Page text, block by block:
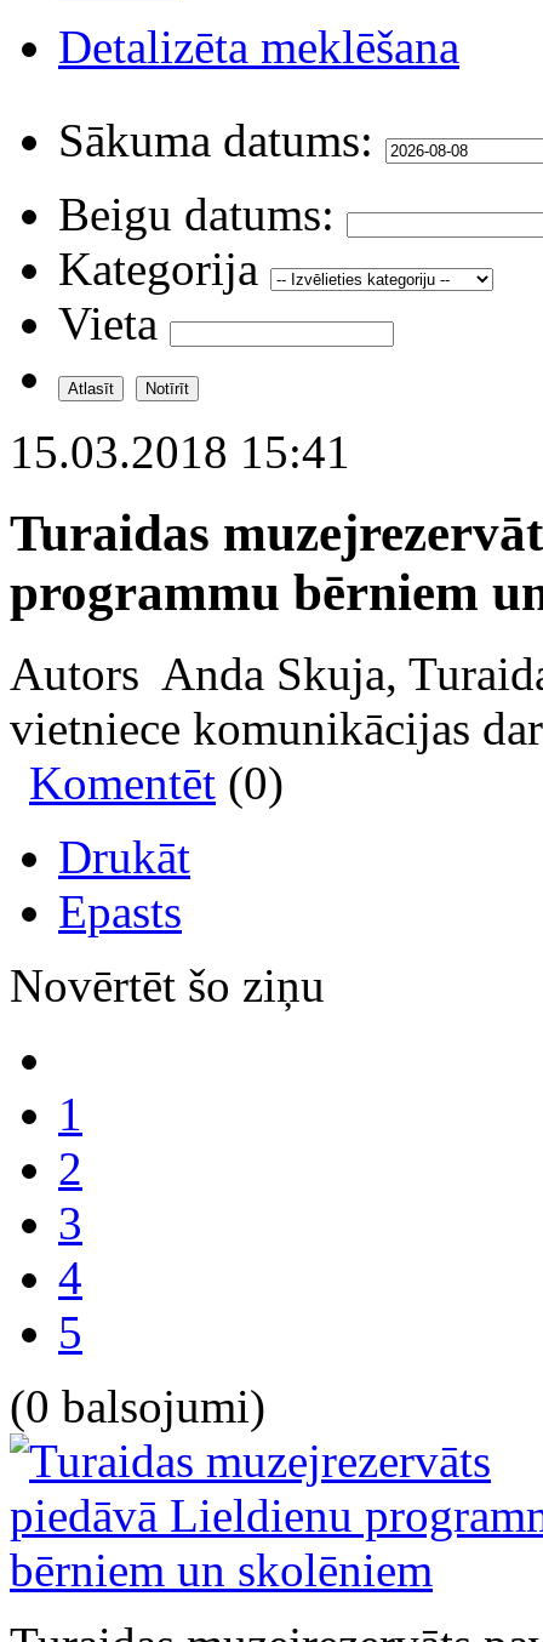
Detalizēta meklēšana
Sākuma datums:
Beigu datums:
Kategorija
Vieta
15.03.2018 15:41
Turaidas
programmu bērniem
Autors Anda Skuja,
vietniece komunikācijas
Komentēt (0)
Drukāt
Epasts
Novērtēt šo ziņu
1
2
3
4
5
(0 balsojumi)